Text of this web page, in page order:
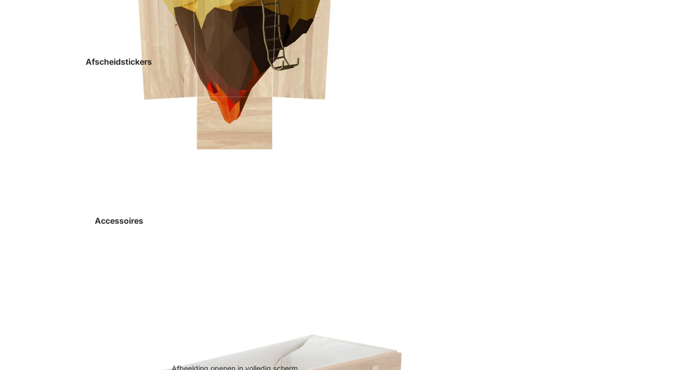
Afscheidstickers
Accessoires
Afbeelding openen in volledig scherm